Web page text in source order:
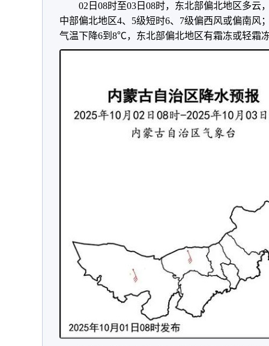
02日08时至03日08时，东北部偏北地区多云
中部偏北地区4、5级短时6、7级偏西风或偏南
气温下降6到8℃，东北部偏北地区有霜冻或轻霜